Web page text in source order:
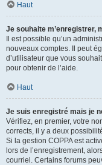
Haut
Je souhaite m’enregistrer,
Il est possible qu’un
nouveaux comptes. Il peut
d’utilisateur que vous
pour obtenir de l’aide.
Haut
Je suis enregistré mais je
Vérifiez, en premier, votre
corrects, il y a deux
Si la gestion COPPA est
lors de l’enregistrement,
courriel. Certains forums